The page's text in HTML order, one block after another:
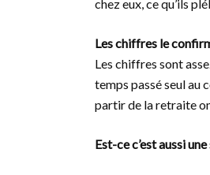
chez eux, ce qu’ils
Les chiffres le
Les chiffres sont
temps passé seul au
partir de la retraite
Est-ce c’est aussi